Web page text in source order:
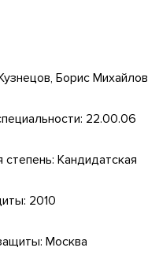
Борис
22.00.06
степень: Кандидатская
2010
Москва